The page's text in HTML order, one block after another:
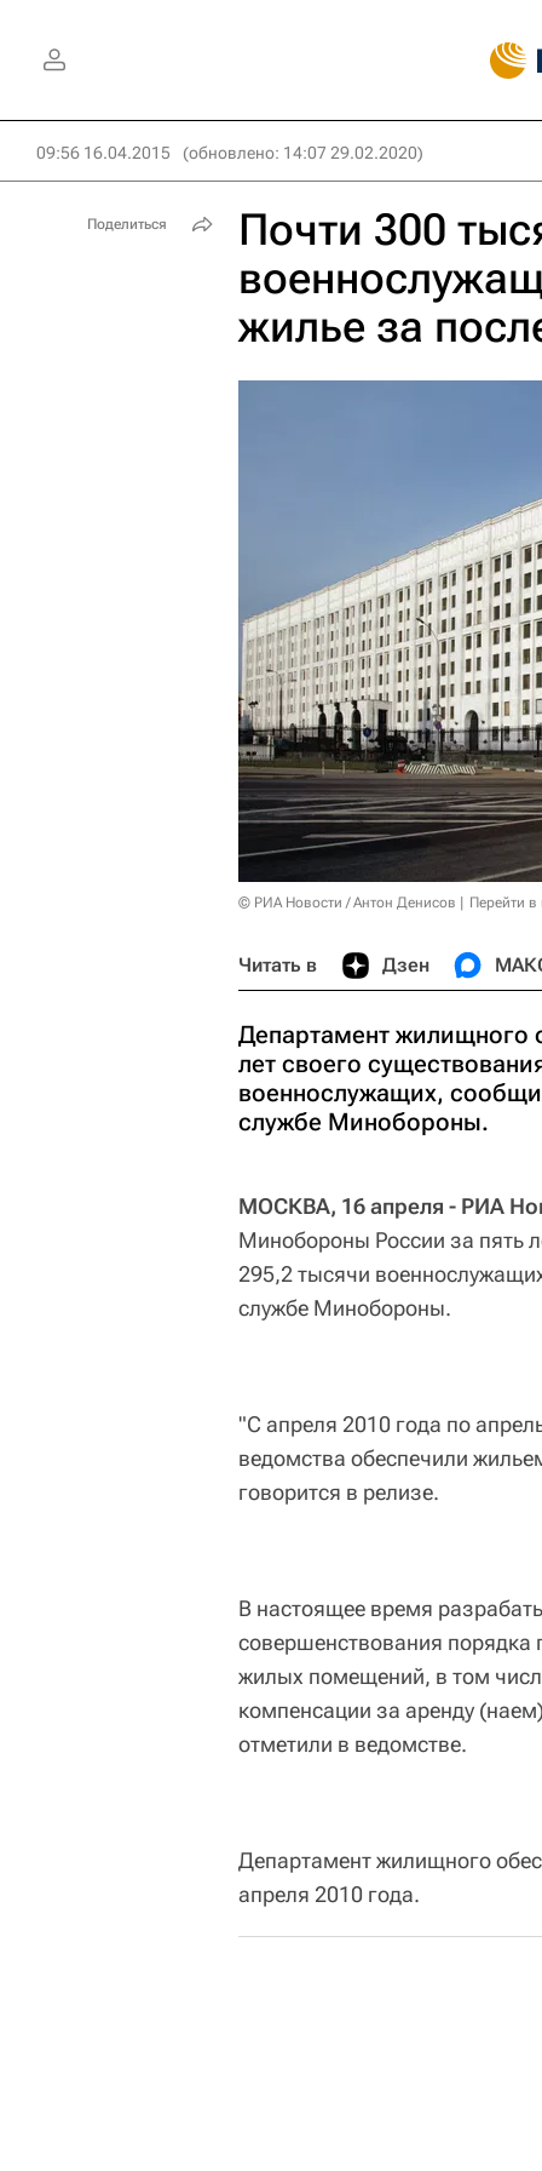
09:56 16.04.2015 (обновлено: 14:07 29.02.2020)
Почти 300
жилье за
© РИА Новости / Антон Денисов Перейти
Читать в Дзен
Департамент жилищного
лет своего
военнослужащих,
службе Минобороны.
МОСКВА, 16 апреля - РИА
Минобороны России за пять
295,2 тысячи
службе Минобороны.
"С апреля 2010 года по
ведомства обеспечили
говорится в релизе.
В настоящее время
совершенствования
жилых помещений, в том
компенсации за аренду
отметили в ведомстве.
Департамент жилищного
апреля 2010 года.
Поделиться